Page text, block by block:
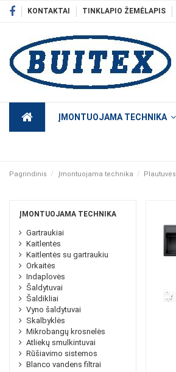
KONTAKTAI TINKLAPIO ŽEMĖLAPIS
ĮMONTUOJAMA TECHNIKA
Pagrindinis Įmontuojama technika Plautuvės
ĮMONTUOJAMA TECHNIKA
Gartraukiai
Kaitlentės
Kaitlentės su gartraukiu
Orkaitės
Indaplovės
Šaldytuvai
Šaldikliai
Vyno šaldytuvai
Skalbyklės
Mikrobangų krosnelės
Atliekų smulkintuvai
Rūšiavimo sistemos
Blanco vandens filtrai